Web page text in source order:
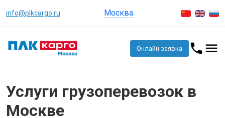
info@plkcargo.ru Москва
Онлайн заявка
Услуги грузоперевозок в
Москве